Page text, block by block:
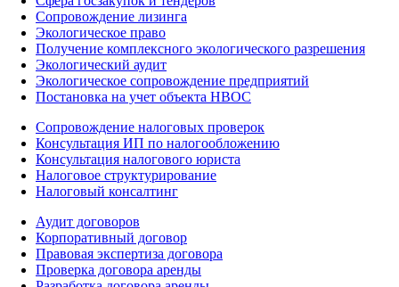
Сопровождение лизинга
Экологическое право
Получение комплексного экологического разрешения
Экологический аудит
Экологическое сопровождение предприятий
Постановка на учет объекта НВОС
Сопровождение налоговых проверок
Консультация ИП по налогообложению
Консультация налогового юриста
Налоговое структурирование
Налоговый консалтинг
Аудит договоров
Корпоративный договор
Правовая экспертиза договора
Проверка договора аренды